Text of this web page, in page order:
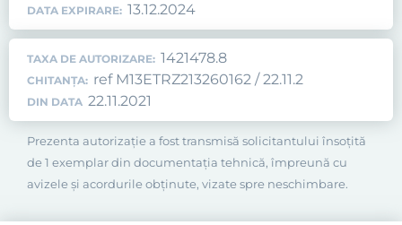
DATA EXPIRARE: 13.12.2024
TAXA DE AUTORIZARE: 1421478.8
CHITANȚA: ref M13ETRZ213260162 / 22.11.2
DIN DATA 22.11.2021
Prezenta autorizaţie a fost transmisă solicitantului însoţită
de 1 exemplar din documentaţia tehnică, împreună cu
avizele şi acordurile obţinute, vizate spre neschimbare.